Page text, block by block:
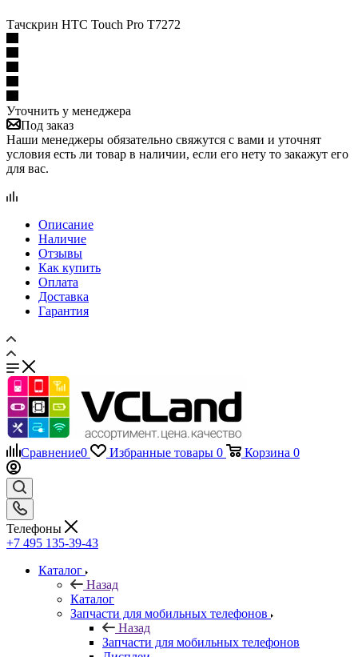
Тачскрин HTC Touch Pro T7272
Уточнить у менеджера
Под заказ
Наши менеджеры обязательно свяжутся с вами и уточнят
условия есть ли товар в наличии, если его нету то закажут его
для вас.
Описание
Наличие
Отзывы
Как купить
Оплата
Доставка
Гарантия
Сравнение0 Избранные товары 0 Корзина 0
Телефоны
+7 495 135-39-43
Каталог
Назад
Каталог
Запчасти для мобильных телефонов
Назад
Запчасти для мобильных телефонов